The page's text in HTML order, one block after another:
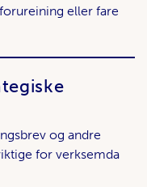
eller fare
og andre
for verksemda